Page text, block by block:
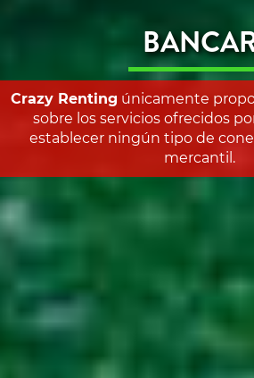
Crazy Renting únicamente
sobre los servicios ofrecidos
establecer ningún tipo de
mercantil.